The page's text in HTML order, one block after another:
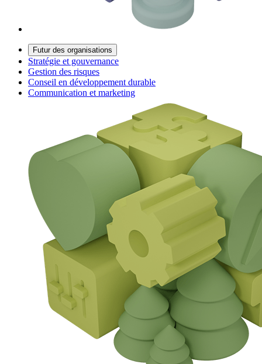
Futur des organisations
Stratégie et gouvernance
Gestion des risques
Conseil en développement durable
Communication et marketing